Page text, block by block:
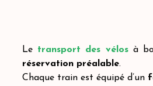
Le transport des vélosà
réservation préalable.
Chaque train est équipé d’un